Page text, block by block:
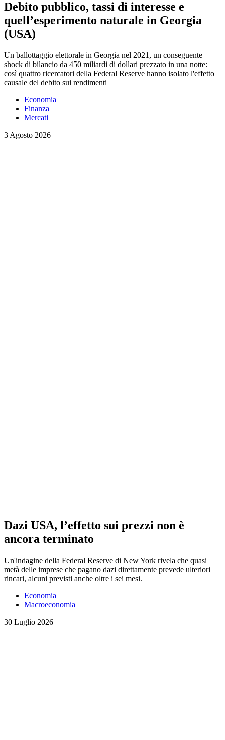
Debito pubblico, tassi di interesse e
quell’esperimento naturale in Georgia
(USA)
Un ballottaggio elettorale in Georgia nel 2021, un conseguente
shock di bilancio da 450 miliardi di dollari prezzato in una notte:
così quattro ricercatori della Federal Reserve hanno isolato l'effetto
causale del debito sui rendimenti
Economia
Finanza
Mercati
3 Agosto 2026
Dazi USA, l’effetto sui prezzi non è
ancora terminato
Un'indagine della Federal Reserve di New York rivela che quasi
metà delle imprese che pagano dazi direttamente prevede ulteriori
rincari, alcuni previsti anche oltre i sei mesi.
Economia
Macroeconomia
30 Luglio 2026